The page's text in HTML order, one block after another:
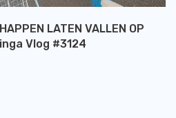
LATEN VALLEN OP
Vlog #3124